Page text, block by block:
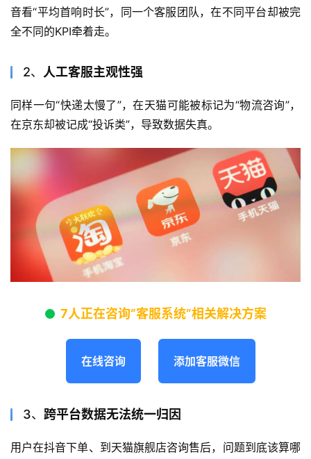
音看“平均首响时长”，同一个客服团队，在不同平台却被完
全不同的KPI牵着走。
2、 人工客服主观性强
同样一句“快递太慢了”，在天猫可能被标记为“物流咨询”，
在京东却被记成“投诉类”，导致数据失真。
7人正在咨询“客服系统”相关解决方案
在线咨询 添加客服微信
3、 跨平台数据无法统一归因
用户在抖音下单、到天猫旗舰店咨询售后，问题到底该算哪